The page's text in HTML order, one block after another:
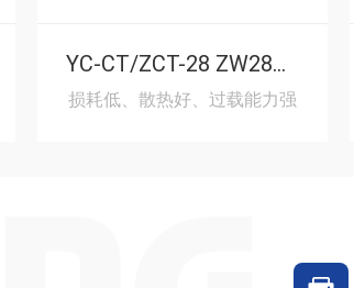
YC-CT/ZCT-28 ZW28一体型互感器
损耗低、散热好、过载能力强